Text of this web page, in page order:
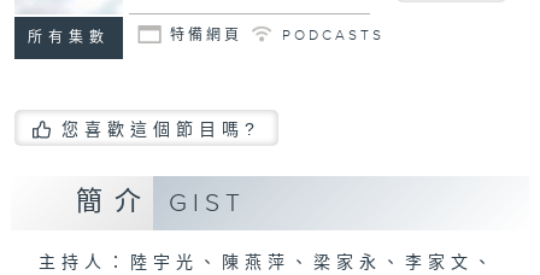
所有集數 特備網頁 PODCASTS
您喜歡這個節目嗎?
簡介 GIST
主持人：陸宇光、陳燕萍、梁家永、李家文、